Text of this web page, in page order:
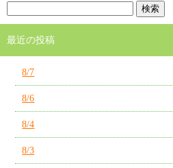
最近の投稿
8/7
8/6
8/4
8/3